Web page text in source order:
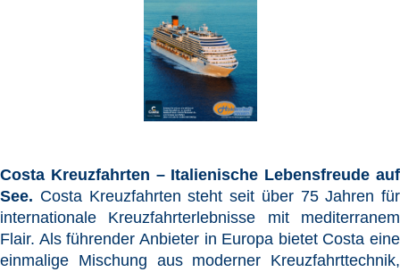
Costa Kreuzfahrten – Italienische Lebensfreude auf
See. Costa Kreuzfahrten steht seit über 75 Jahren für
internationale Kreuzfahrterlebnisse mit mediterranem
Flair. Als führender Anbieter in Europa bietet Costa eine
einmalige Mischung aus moderner Kreuzfahrttechnik,